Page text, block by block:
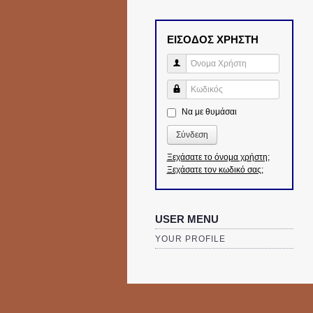
ΕΙΣΟΔΟΣ ΧΡΗΣΤΗ
Όνομα Χρήστη
Κωδικός
Να με θυμάσαι
Σύνδεση
Ξεχάσατε το όνομα χρήστη;
Ξεχάσατε τον κωδικό σας;
USER MENU
YOUR PROFILE